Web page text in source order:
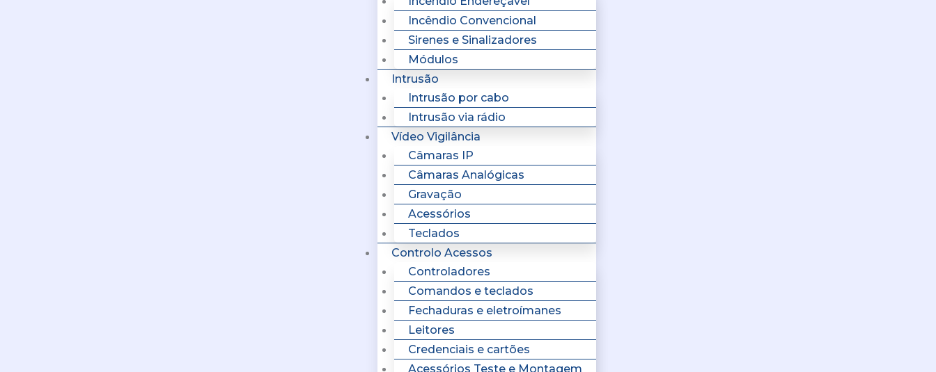
Incêndio Convencional
Sirenes e Sinalizadores
Módulos
Intrusão
Intrusão por cabo
Intrusão via rádio
Vídeo Vigilância
Câmaras IP
Câmaras Analógicas
Gravação
Acessórios
Teclados
Controlo Acessos
Controladores
Comandos e teclados
Fechaduras e eletroímanes
Leitores
Credenciais e cartões
Acessórios Teste e Montagem